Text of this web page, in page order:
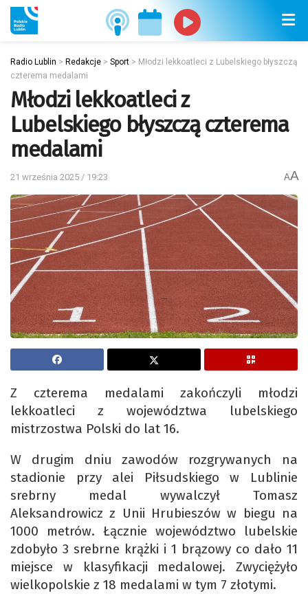
Radio Lublin > Redakcje > Sport > Młodzi lekkoatleci z Lubelskiego błyszczą
czterema medalami
Młodzi lekkoatleci z
Lubelskiego błyszczą czterema
medalami
21 września 2025 / 19:23 AA
Z czterema medalami zakończyli młodzi
lekkoatleci z województwa lubelskiego
mistrzostwa Polski do lat 16.
W drugim dniu zawodów rozgrywanych na
stadionie przy alei Piłsudskiego w Lublinie
srebrny medal wywalczył Tomasz
Aleksandrowicz z Unii Hrubieszów w biegu na
1000 metrów. Łącznie województwo lubelskie
zdobyło 3 srebrne krążki i 1 brązowy co dało 11
miejsce w klasyfikacji medalowej. Zwyciężyło
wielkopolskie z 18 medalami w tym 7 złotymi.